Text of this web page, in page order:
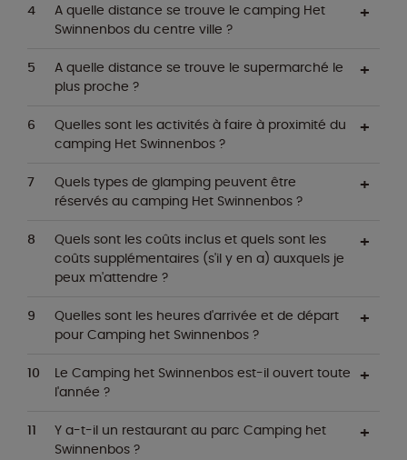
A quelle distance se trouve le camping Het
Swinnenbos du centre ville ?
A quelle distance se trouve le supermarché le
plus proche ?
Quelles sont les activités à faire à proximité du
camping Het Swinnenbos ?
Quels types de glamping peuvent être
réservés au camping Het Swinnenbos ?
Quels sont les coûts inclus et quels sont les
coûts supplémentaires (s'il y en a) auxquels je
peux m'attendre ?
Quelles sont les heures d'arrivée et de départ
pour Camping het Swinnenbos ?
Le Camping het Swinnenbos est-il ouvert toute
l'année ?
Y a-t-il un restaurant au parc Camping het
Swinnenbos ?